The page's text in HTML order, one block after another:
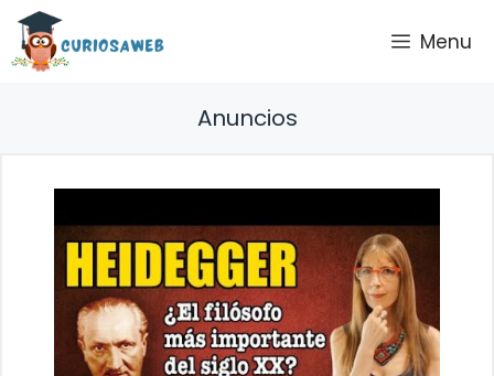
Saltar
contenido
Menu
Anuncios